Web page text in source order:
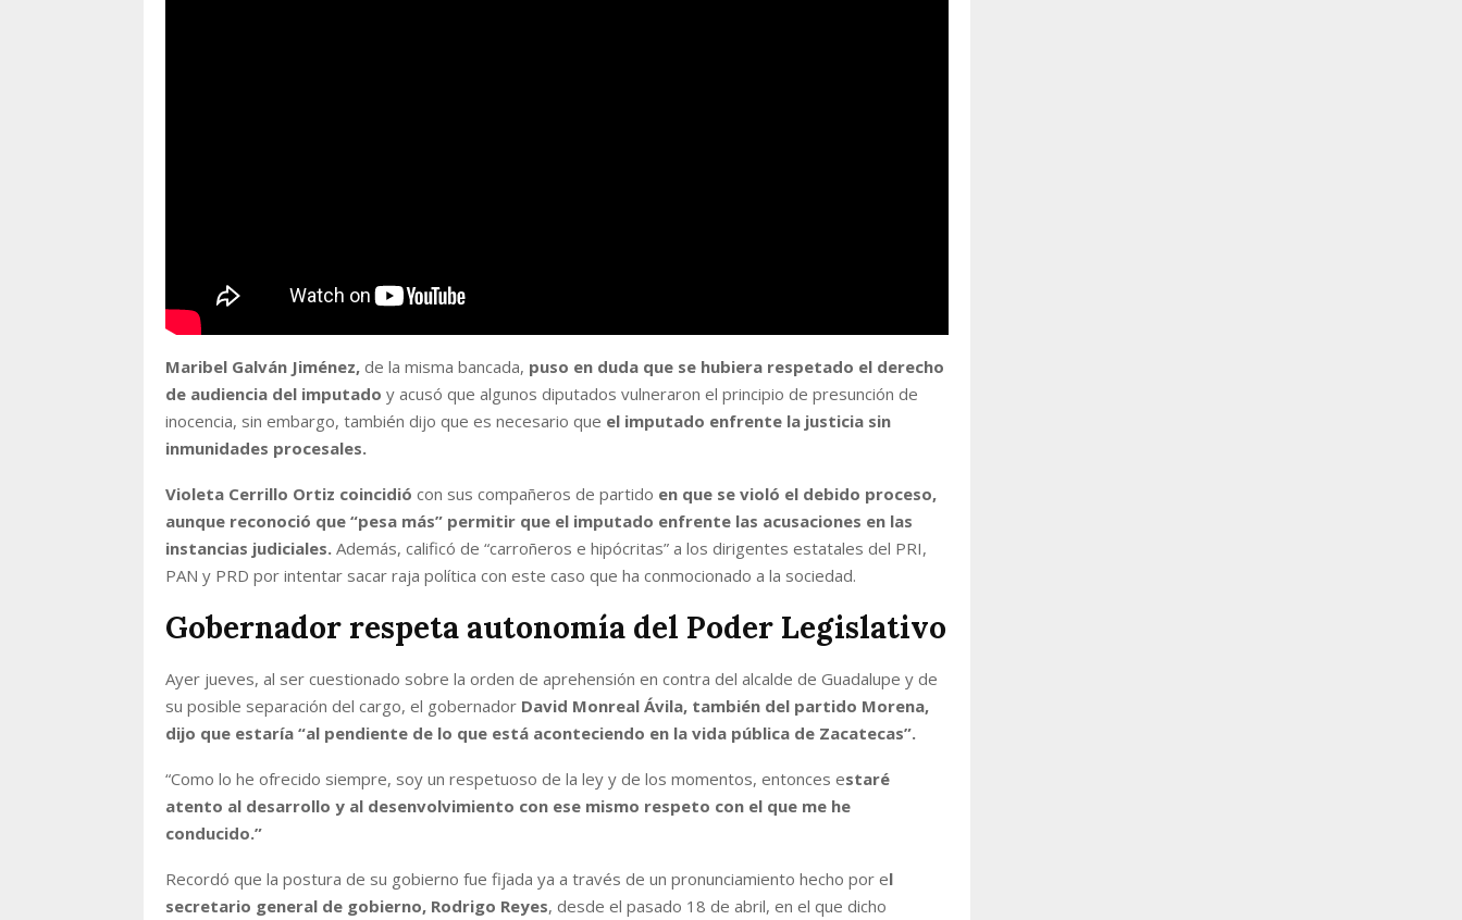
Maribel Galván Jiménez, de la misma bancada, puso en duda que se hubiera respetado el derecho
de audiencia del imputado y acusó que algunos diputados vulneraron el principio de presunción de
inocencia, sin embargo, también dijo que es necesario que el imputado enfrente la justicia sin
inmunidades procesales.
Violeta Cerrillo Ortiz coincidió con sus compañeros de partido en que se violó el debido proceso,
aunque reconoció que “pesa más” permitir que el imputado enfrente las acusaciones en las
instancias judiciales. Además, calificó de “carroñeros e hipócritas” a los dirigentes estatales del PRI,
PAN y PRD por intentar sacar raja política con este caso que ha conmocionado a la sociedad.
Gobernador respeta autonomía del Poder Legislativo
Ayer jueves, al ser cuestionado sobre la orden de aprehensión en contra del alcalde de Guadalupe y de
su posible separación del cargo, el gobernador David Monreal Ávila, también del partido Morena,
dijo que estaría “al pendiente de lo que está aconteciendo en la vida pública de Zacatecas”.
“Como lo he ofrecido siempre, soy un respetuoso de la ley y de los momentos, entonces estaré
atento al desarrollo y al desenvolvimiento con ese mismo respeto con el que me he
conducido.”
Recordó que la postura de su gobierno fue fijada ya a través de un pronunciamiento hecho por el
secretario general de gobierno, Rodrigo Reyes, desde el pasado 18 de abril, en el que dicho